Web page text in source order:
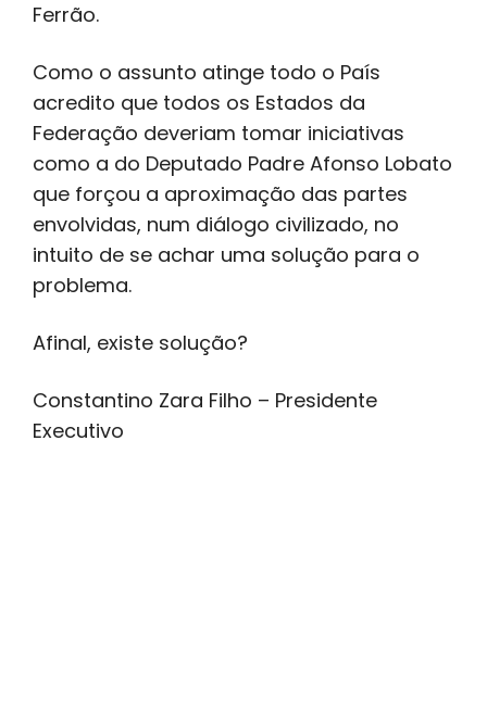
Ferrão.
Como o assunto atinge todo o País
acredito que todos os Estados da
Federação deveriam tomar iniciativas
como a do Deputado Padre Afonso Lobato
que forçou a aproximação das partes
envolvidas, num diálogo civilizado, no
intuito de se achar uma solução para o
problema.
Afinal, existe solução?
Constantino Zara Filho – Presidente
Executivo